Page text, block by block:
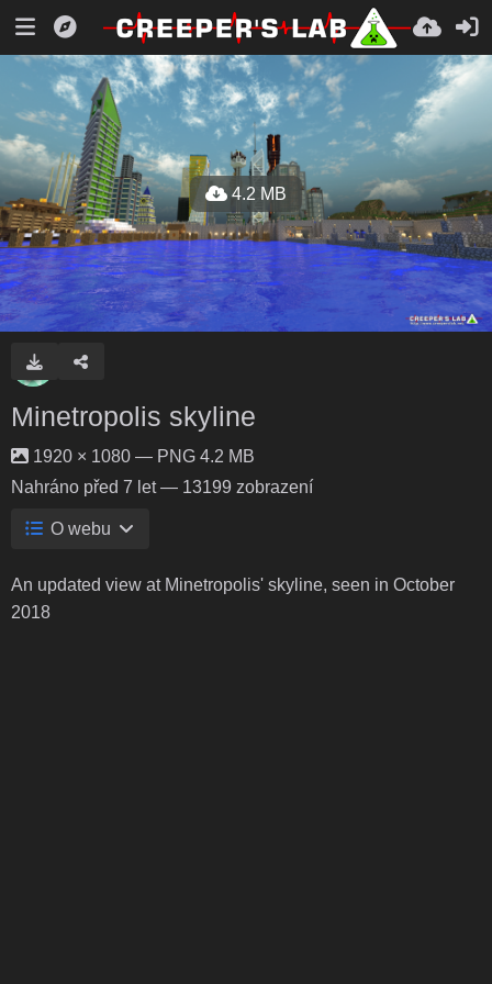
4.2 MB
Minetropolis skyline
1920 × 1080 — PNG 4.2 MB
Nahráno před 7 let— 13199 zobrazení
O webu
An updated view at Minetropolis' skyline, seen in October
2018